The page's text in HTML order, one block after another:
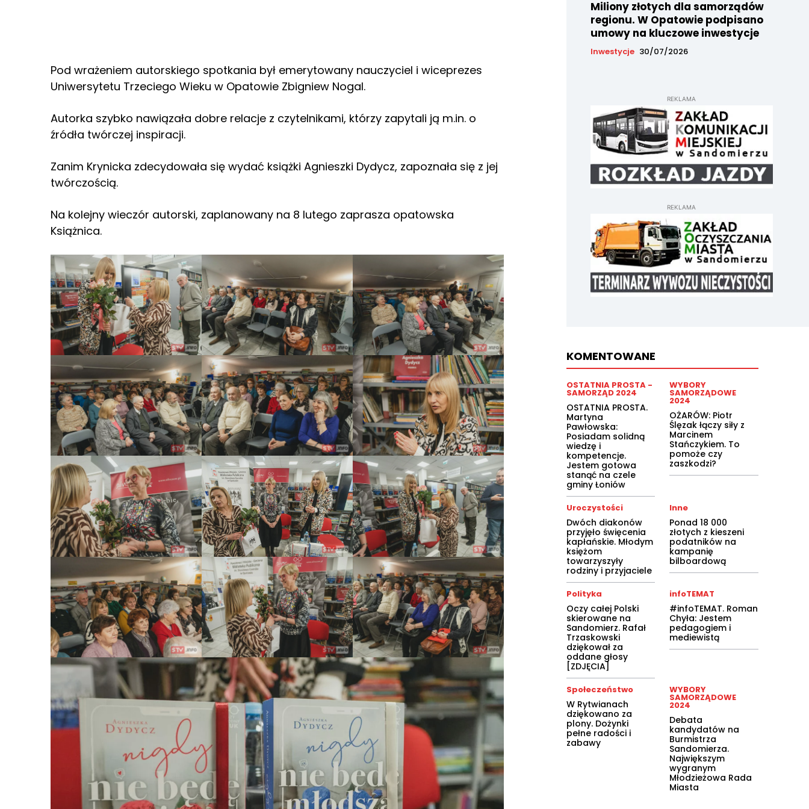
Pod wrażeniem autorskiego spotkania był emerytowany nauczyciel i wiceprezes
Uniwersytetu Trzeciego Wieku w Opatowie Zbigniew Nogal.
Autorka szybko nawiązała dobre relacje z czytelnikami, którzy zapytali ją m.in. o
źródła twórczej inspiracji.
Zanim Krynicka zdecydowała się wydać książki Agnieszki Dydycz, zapoznała się z jej
twórczością.
Na kolejny wieczór autorski, zaplanowany na 8 lutego zaprasza opatowska
Książnica.
Miliony złotych dla samorządów
regionu. W Opatowie podpisano
umowy na kluczowe inwestycje
Inwestycje 30/07/2026
REKLAMA
REKLAMA
KOMENTOWANE
OSTATNIA PROSTA -
SAMORZĄD 2024
OSTATNIA PROSTA.
Martyna
Pawłowska:
Posiadam solidną
wiedzę i
kompetencje.
Jestem gotowa
stanąć na czele
gminy Łoniów
WYBORY
SAMORZĄDOWE
2024
OŻARÓW: Piotr
Ślęzak łączy siły z
Marcinem
Stańczykiem. To
pomoże czy
zaszkodzi?
Uroczystości
Dwóch diakonów
przyjęło święcenia
kapłańskie. Młodym
księżom
towarzyszyły
rodziny i przyjaciele
Inne
Ponad 18 000
złotych z kieszeni
podatników na
kampanię
bilboardową
Polityka
Oczy całej Polski
skierowane na
Sandomierz. Rafał
Trzaskowski
dziękował za
oddane głosy
[ZDJĘCIA]
infoTEMAT
#infoTEMAT. Roman
Chyła: Jestem
pedagogiem i
mediewistą
Społeczeństwo
W Rytwianach
dziękowano za
plony. Dożynki
pełne radości i
zabawy
WYBORY
SAMORZĄDOWE
2024
Debata
kandydatów na
Burmistrza
Sandomierza.
Największym
wygranym
Młodzieżowa Rada
Miasta